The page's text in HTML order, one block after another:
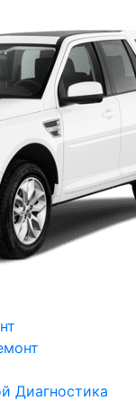
Диагностика